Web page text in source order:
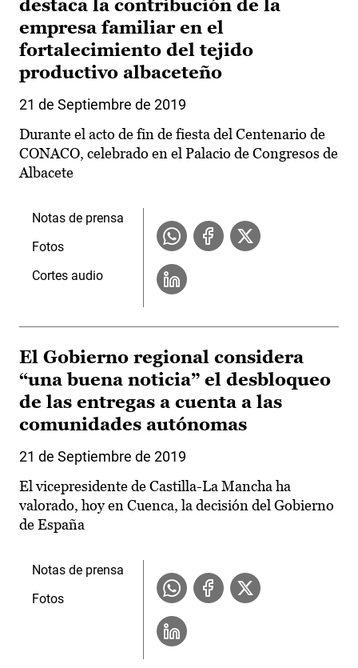
destaca la contribución de la
empresa familiar en el
fortalecimiento del tejido
productivo albaceteño
21 de Septiembre de 2019
Durante el acto de fin de fiesta del Centenario de
CONACO, celebrado en el Palacio de Congresos de
Albacete
Notas de prensa
Fotos
Cortes audio
El Gobierno regional considera
“una buena noticia” el desbloqueo
de las entregas a cuenta a las
comunidades autónomas
21 de Septiembre de 2019
El vicepresidente de Castilla-La Mancha ha
valorado, hoy en Cuenca, la decisión del Gobierno
de España
Notas de prensa
Fotos